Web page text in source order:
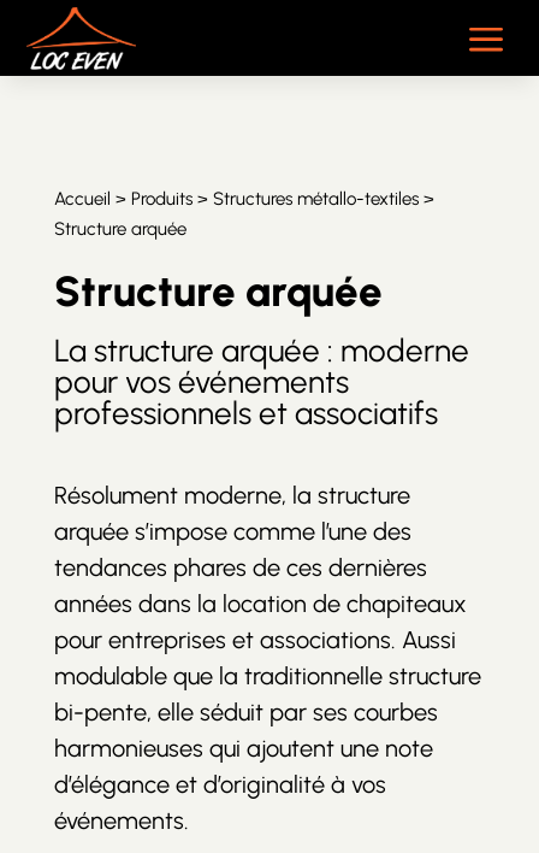
a
Accueil > Produits> Structures métallo-textiles>
Structure arquée
Structure arquée
La structure arquée : moderne
pour vos événements
professionnels et associatifs
Résolument moderne, la structure
arquée s’impose comme l’une des
tendances phares de ces dernières
années dans la location de chapiteaux
pour entreprises et associations. Aussi
modulable que la traditionnelle structure
bi-pente, elle séduit par ses courbes
harmonieuses qui ajoutent une note
d’élégance et d’originalité à vos
événements.